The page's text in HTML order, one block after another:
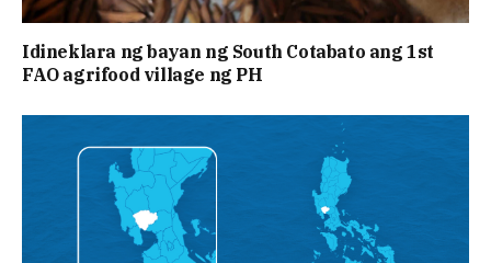
Idineklara ng bayan ng South Cotabato ang 1st
FAO agrifood village ng PH